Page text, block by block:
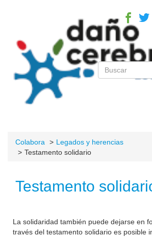
Colabora
Legados y herencias
Testamento solidario
Testamento
La solidaridad también puede dejarse en
través del testamento solidario es posible